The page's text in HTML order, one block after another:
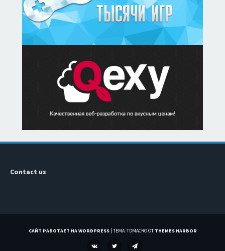
Contact us
САЙТ РАБОТАЕТ НА WORDPRESS | ТЕМА: TDMACRO ОТ THEMES HARBOR
TWITTER